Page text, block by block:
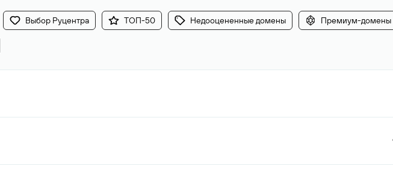
Выбор Руцентра ТОП-50 Недооцененные домены Премиум-домены